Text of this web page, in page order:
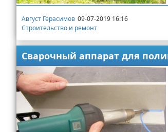
Август Герасимов 09-07-2019 16:16
Строительство и ремонт
Сварочный аппарат для